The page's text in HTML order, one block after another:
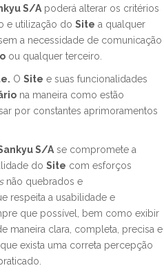
S/A poderá alterar os critérios
e utilização do Site a qualquer
a necessidade de comunicação
ou qualquer terceiro.
O Site e suas funcionalidades
na maneira como estão
por constantes aprimoramentos
S/A se compromete a
do Site com esforços
não quebrados e
respeita a usabilidade e
que possível, bem como exibir
maneira clara, completa, precisa e
exista uma correta percepção